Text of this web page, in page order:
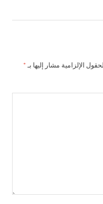
الإلزامية مشار إليها بـ *